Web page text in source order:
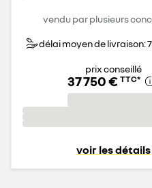
vendu par plusieurs
délai moyen de livraison:
prix conseillé
37 750 € TTC*
voir les détails